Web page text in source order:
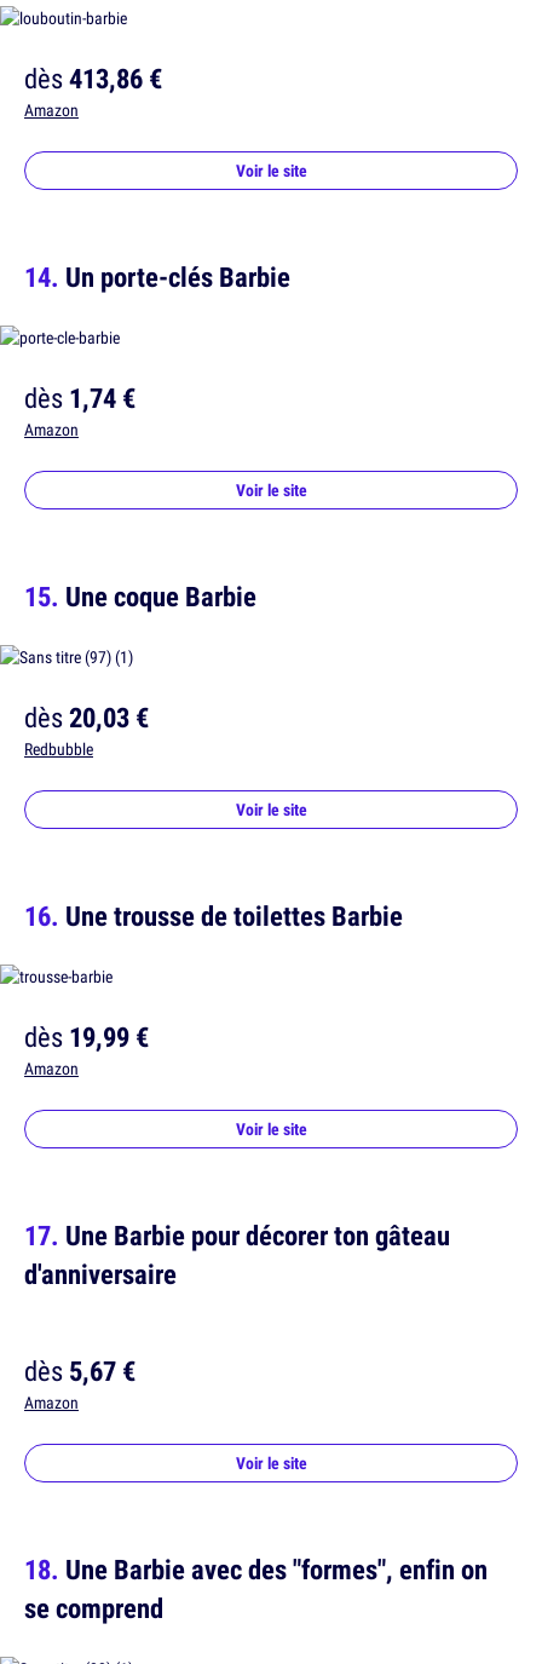
dès413,86 €
Amazon
Voir le site
Un porte-clés Barbie
dès1,74 €
Amazon
Voir le site
Une coque Barbie
dès20,03 €
Redbubble
Voir le site
Une trousse de toilettes Barbie
dès19,99 €
Amazon
Voir le site
Une Barbie pour décorer ton gâteau
d'anniversaire
dès5,67 €
Amazon
Voir le site
Une Barbie avec des "formes", enfin on
se comprend